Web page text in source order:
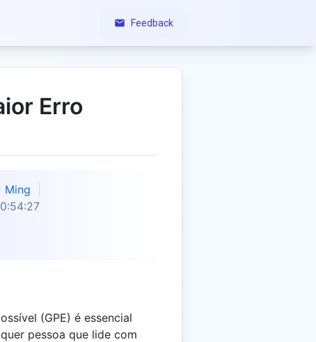
Feedback
Erro
Ming
(GPE) é essencial
pessoa que lide com